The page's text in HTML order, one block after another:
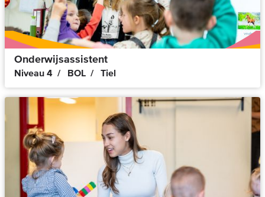
Onderwijsassistent
Niveau 4 BOL Tiel